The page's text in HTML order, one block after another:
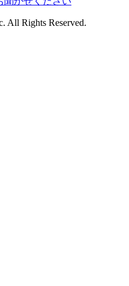
All Rights Reserved.